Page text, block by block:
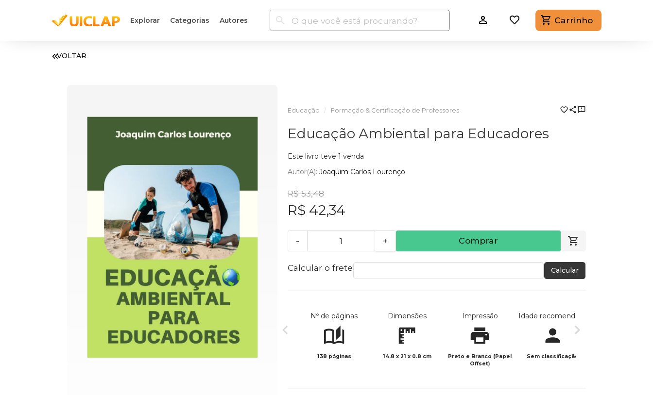
Explorar Categorias Autores Carrinho
VOLTAR
Educação Formação & Certificação de Professores
Educação Ambiental para Educadores
Este livro teve 1 venda
Autor(a): Joaquim Carlos Lourenço
R$ 53,48
R$ 42,34
- + Comprar
Calcular o frete Calcular
Nº de páginas
138 páginas
Dimensões
14.8 x 21 x 0.8 cm
Impressão
Preto e Branco (Papel
Offset)
Idade recomendada
Sem classificação